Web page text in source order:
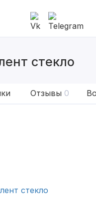
стекло
Отзывы 0